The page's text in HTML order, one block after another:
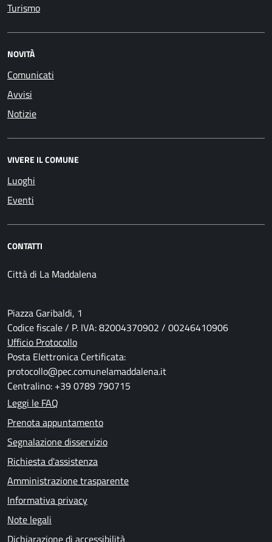
Turismo
NOVITÀ
Comunicati
Avvisi
Notizie
VIVERE IL COMUNE
Luoghi
Eventi
CONTATTI
Città di La Maddalena
Piazza Garibaldi, 1
Codice fiscale / P. IVA: 82004370902 / 00246410906
Ufficio Protocollo
Posta Elettronica Certificata:
protocollo@pec.comunelamaddalena.it
Centralino: +39 0789 790715
Leggi le FAQ
Prenota appuntamento
Segnalazione disservizio
Richiesta d'assistenza
Amministrazione trasparente
Informativa privacy
Note legali
Dichiarazione di accessibilità